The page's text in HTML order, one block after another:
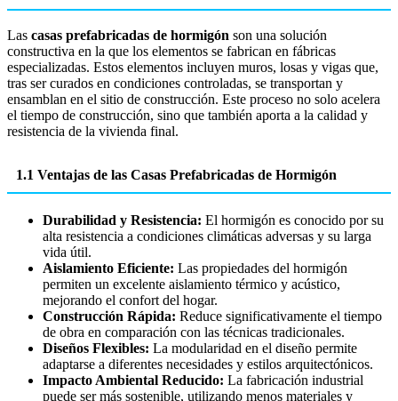
Las casas prefabricadas de hormigón son una solución
constructiva en la que los elementos se fabrican en fábricas
especializadas. Estos elementos incluyen muros, losas y vigas que,
tras ser curados en condiciones controladas, se transportan y
ensamblan en el sitio de construcción. Este proceso no solo acelera
el tiempo de construcción, sino que también aporta a la calidad y
resistencia de la vivienda final.
1.1 Ventajas de las Casas Prefabricadas de Hormigón
Durabilidad y Resistencia: El hormigón es conocido por su
alta resistencia a condiciones climáticas adversas y su larga
vida útil.
Aislamiento Eficiente: Las propiedades del hormigón
permiten un excelente aislamiento térmico y acústico,
mejorando el confort del hogar.
Construcción Rápida: Reduce significativamente el tiempo
de obra en comparación con las técnicas tradicionales.
Diseños Flexibles: La modularidad en el diseño permite
adaptarse a diferentes necesidades y estilos arquitectónicos.
Impacto Ambiental Reducido: La fabricación industrial
puede ser más sostenible, utilizando menos materiales y